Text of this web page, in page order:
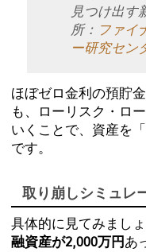
見つけ出す
所： ファイ
ー研究セン
ほぼゼロ金利の預貯
も、ローリスク・ロ
いくことで、資産を
です。
取り崩しシミュレ
具体的に見てみましょ
融資産が2,000万円あ